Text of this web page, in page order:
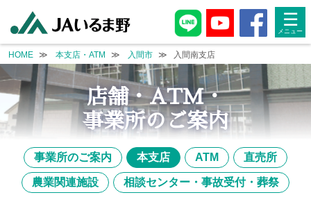
single-branch.php
☰
HOME 本支店・ATM 入間市 入間南支店
店舗・ATM・
事業所のご案内
事業所のご案内 本支店 ATM 直売所
農業関連施設 相談センター・事故受付・葬祭